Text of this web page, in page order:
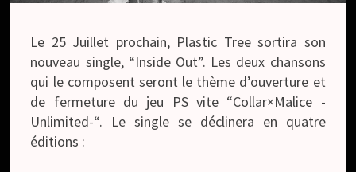
Le 25 Juillet prochain, Plastic Tree sortira son
nouveau single, “Inside Out”. Les deux chansons
qui le composent seront le thème d’ouverture et
de fermeture du jeu PS vite “Collar×Malice -
Unlimited-“. Le single se déclinera en quatre
éditions :